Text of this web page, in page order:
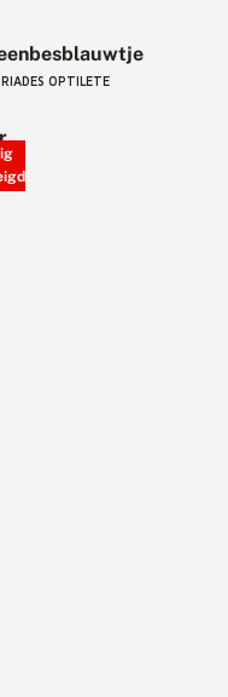
OPTILETE